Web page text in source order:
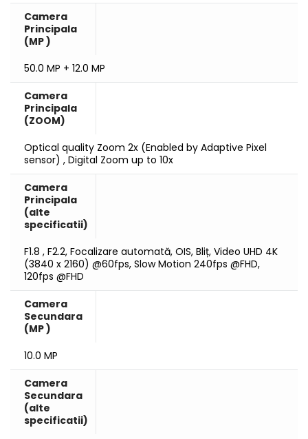
Camera
Principala
(MP )
50.0 MP + 12.0 MP
Camera
Principala
(ZOOM)
Optical quality Zoom 2x (Enabled by Adaptive Pixel
sensor) , Digital Zoom up to 10x
Camera
Principala
(alte
specificatii)
F1.8 , F2.2, Focalizare automată, OIS, Bliț, Video UHD 4K
(3840 x 2160) @60fps, Slow Motion 240fps @FHD,
120fps @FHD
Camera
Secundara
(MP )
10.0 MP
Camera
Secundara
(alte
specificatii)